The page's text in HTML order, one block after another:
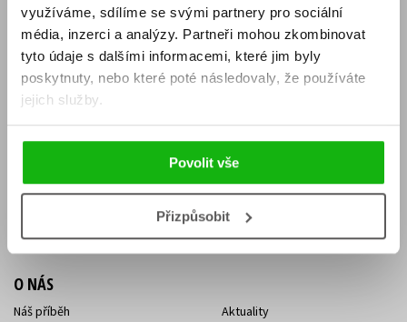
využíváme, sdílíme se svými partnery pro sociální
média, inzerci a analýzy. Partneři mohou zkombinovat
tyto údaje s dalšími informacemi, které jim byly
poskytnuty, nebo které poté následovaly, že používáte
jejich služby.
Povolit vše
Přizpůsobit
E-SHOP
Aktuality
Naši autoři
Obchodní podmínky
Jak nakoupit
Knižní novinky
Dárkové poukazy
Affiliate program
KONTAKTY
Sídlo společnosti
Kontakty Albatros Media
O NÁS
Náš příběh
Aktuality